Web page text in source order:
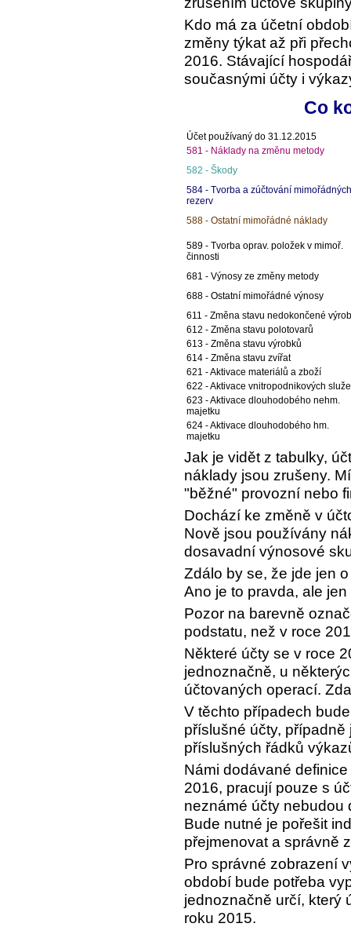
Kdo má za účetní
změny týkat až při
2016. Stávající
současnými účty i
Co
Účet používaný do 31.12.2015
581 - Náklady na změnu metody
582 - Škody
584 - Tvorba a zúčtování mimořádných
rezerv
588 - Ostatní mimořádné náklady
589 - Tvorba oprav. položek v mimoř.
činnosti
681 - Výnosy ze změny metody
688 - Ostatní mimořádné výnosy
611 - Změna stavu nedokončené
612 - Změna stavu polotovarů
613 - Změna stavu výrobků
614 - Změna stavu zvířat
621 - Aktivace materiálů a zboží
622 - Aktivace vnitropodnikových
623 - Aktivace dlouhodobého nehm.
majetku
624 - Aktivace dlouhodobého hm.
majetku
Jak je vidět z tabulky,
náklady jsou zrušeny.
"běžné" provozní nebo
Dochází ke změně v
Nově jsou používány
dosavadní výnosové
Zdálo by se, že jde jen
Ano je to pravda, ale
Pozor na barevně
podstatu, než v roce
Některé účty se v roce
jednoznačně, u
účtovaných operací.
V těchto případech
příslušné účty,
příslušných řádků
Námi dodávané
2016, pracují pouze s
neznámé účty nebudou
Bude nutné je pořešit
přejmenovat a správně
Pro správné zobrazení
období bude potřeba
jednoznačně určí, který
roku 2015.